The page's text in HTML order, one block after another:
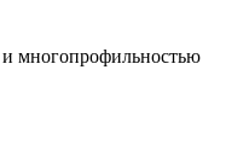
многопрофильностью